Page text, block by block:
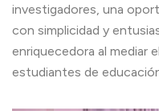
investigadores, una
con simplicidad y
enriquecedora al
estudiantes de